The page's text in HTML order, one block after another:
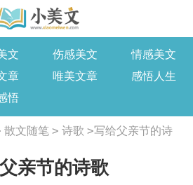
文 伤感美文
情感美文
章 唯美文章
感悟人生
悟
散文随笔 > 诗歌 >写给父亲节的诗
亲节的诗歌